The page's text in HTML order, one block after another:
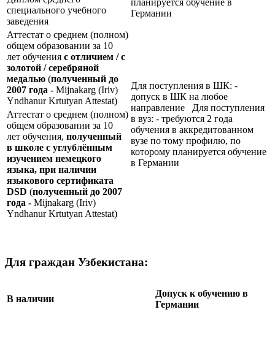
планируется обучение в
Германии
специального учебного
заведения
Аттестат о среднем (полном)
общем образовании за 10
лет обучения с отличием / с
золотой / серебряной
медалью (полученный до
2007 года - Mijnakarg (Iriv)
Yndhanur Krtutyan Attestat)
Для поступления в ШК: -
допуск в ШК на любое
направление Для поступления
в вуз: - требуются 2 года
обучения в аккредитованном
вузе по тому профилю, по
которому планируется обучение
в Германии
Аттестат о среднем (полном)
общем образовании за 10
лет обучения, полученный
в школе с углублённым
изучением немецкого
языка, при наличии
языкового сертификата
DSD (полученный до 2007
года - Mijnakarg (Iriv)
Yndhanur Krtutyan Attestat)
Для граждан Узбекистана:
В наличии
Допуск к обучению в
Германии